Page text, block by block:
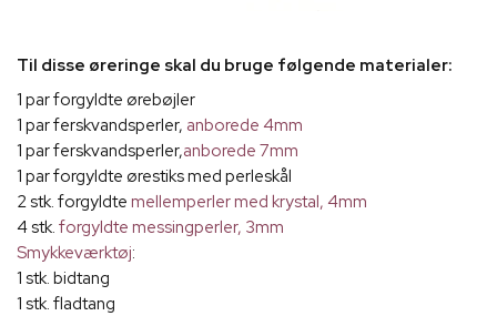
Til disse øreringe skal du bruge følgende materialer:
1 par forgyldte ørebøjler
1 par ferskvandsperler, anborede 4mm
1 par ferskvandsperler,anborede 7mm
1 par forgyldte ørestiks med perleskål
2 stk. forgyldte mellemperler med krystal, 4mm
4 stk. forgyldte messingperler, 3mm
Smykkeværktøj:
1 stk. bidtang
1 stk. fladtang